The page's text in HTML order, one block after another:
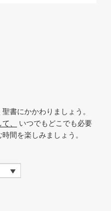
書にかかわりましょう。
、
いつでもどこでも必要
間を楽しみましょう。